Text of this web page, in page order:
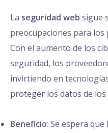
La seguridad web sigue
preocupaciones para
Con el aumento de los
seguridad, los
invirtiendo en
proteger los datos de los
Beneficio: Se espera que